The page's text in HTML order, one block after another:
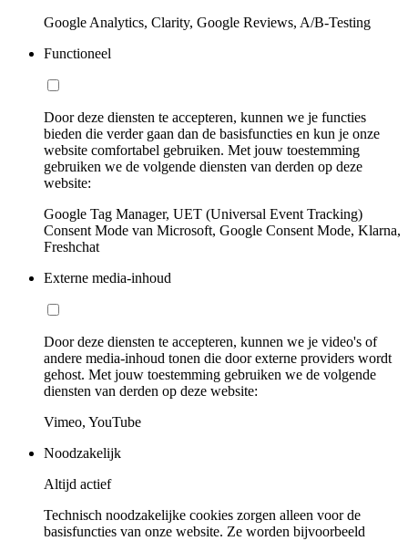
Google Analytics, Clarity, Google Reviews, A/B-Testing
Functioneel
Door deze diensten te accepteren, kunnen we je functies
bieden die verder gaan dan de basisfuncties en kun je onze
website comfortabel gebruiken. Met jouw toestemming
gebruiken we de volgende diensten van derden op deze
website:
Google Tag Manager, UET (Universal Event Tracking)
Consent Mode van Microsoft, Google Consent Mode, Klarna,
Freshchat
Externe media-inhoud
Door deze diensten te accepteren, kunnen we je video's of
andere media-inhoud tonen die door externe providers wordt
gehost. Met jouw toestemming gebruiken we de volgende
diensten van derden op deze website:
Vimeo, YouTube
Noodzakelijk
Altijd actief
Technisch noodzakelijke cookies zorgen alleen voor de
basisfuncties van onze website. Ze worden bijvoorbeeld